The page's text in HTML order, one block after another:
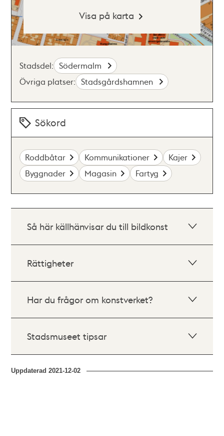
Visa på karta
Stadsdel: Södermalm
Övriga platser: Stadsgårdshamnen
Sökord
Roddbåtar Kommunikationer
Kajer
Byggnader
Magasin Fartyg
Så här källhänvisar du till bildkonst
Rättigheter
Har du frågor om konstverket?
Stadsmuseet tipsar
Uppdaterad2021-12-02